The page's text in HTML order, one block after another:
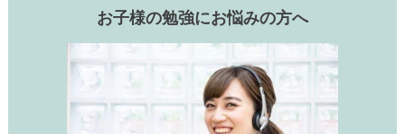
お子様の勉強にお悩みの方へ